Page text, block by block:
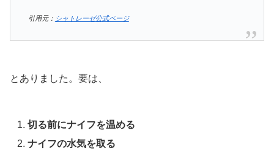
引用元： シャトレーゼ公式ページ
とありました。要は、
切る前にナイフを温める
ナイフの水気を取る